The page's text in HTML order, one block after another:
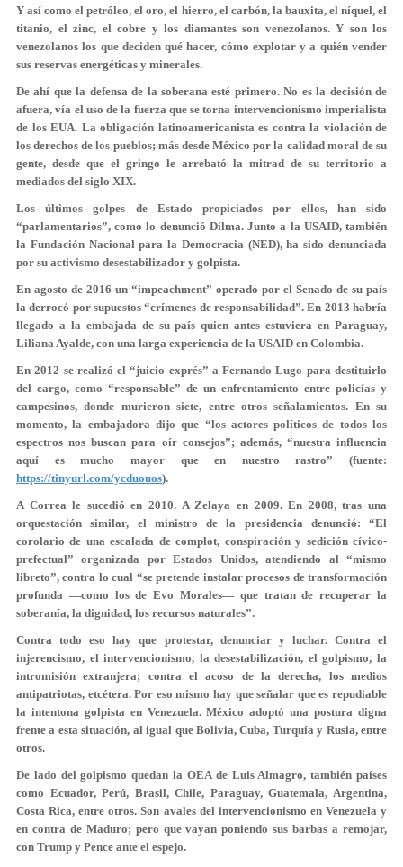
Y así como el petróleo, el oro, el hierro, el carbón, la bauxita, el níquel, el
titanio, el zinc, el cobre y los diamantes son venezolanos. Y son los
venezolanos los que deciden qué hacer, cómo explotar y a quién vender
sus reservas energéticas y minerales.
De ahí que la defensa de la soberana esté primero. No es la decisión de
afuera, vía el uso de la fuerza que se torna intervencionismo imperialista
de los EUA. La obligación latinoamericanista es contra la violación de
los derechos de los pueblos; más desde México por la calidad moral de su
gente, desde que el gringo le arrebató la mitrad de su territorio a
mediados del siglo XIX.
Los últimos golpes de Estado propiciados por ellos, han sido
“parlamentarios”, como lo denunció Dilma. Junto a la USAID, también
la Fundación Nacional para la Democracia (NED), ha sido denunciada
por su activismo desestabilizador y golpista.
En agosto de 2016 un “impeachment” operado por el Senado de su país
la derrocó por supuestos “crímenes de responsabilidad”. En 2013 habría
llegado a la embajada de su país quien antes estuviera en Paraguay,
Liliana Ayalde, con una larga experiencia de la USAID en Colombia.
En 2012 se realizó el “juicio exprés” a Fernando Lugo para destituirlo
del cargo, como “responsable” de un enfrentamiento entre policías y
campesinos, donde murieron siete, entre otros señalamientos. En su
momento, la embajadora dijo que “los actores políticos de todos los
espectros nos buscan para oír consejos”; además, “nuestra influencia
aquí es mucho mayor que en nuestro rastro” (fuente:
https://tinyurl.com/ycduouos).
A Correa le sucedió en 2010. A Zelaya en 2009. En 2008, tras una
orquestación similar, el ministro de la presidencia denunció: “El
corolario de una escalada de complot, conspiración y sedición cívico-
prefectual” organizada por Estados Unidos, atendiendo al “mismo
libreto”, contra lo cual “se pretende instalar procesos de transformación
profunda —como los de Evo Morales— que tratan de recuperar la
soberanía, la dignidad, los recursos naturales”.
Contra todo eso hay que protestar, denunciar y luchar. Contra el
injerencismo, el intervencionismo, la desestabilización, el golpismo, la
intromisión extranjera; contra el acoso de la derecha, los medios
antipatriotas, etcétera. Por eso mismo hay que señalar que es repudiable
la intentona golpista en Venezuela. México adoptó una postura digna
frente a esta situación, al igual que Bolivia, Cuba, Turquía y Rusia, entre
otros.
De lado del golpismo quedan la OEA de Luis Almagro, también países
como Ecuador, Perú, Brasil, Chile, Paraguay, Guatemala, Argentina,
Costa Rica, entre otros. Son avales del intervencionismo en Venezuela y
en contra de Maduro; pero que vayan poniendo sus barbas a remojar,
con Trump y Pence ante el espejo.